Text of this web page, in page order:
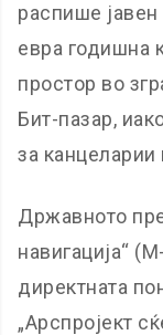
распише
евра годишна
простор во
Бит-пазар,
за
Државното
навигација“
директната
„Арспројект